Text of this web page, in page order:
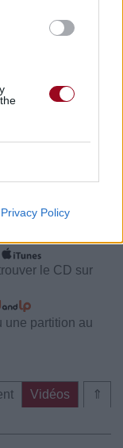
Privacy Policy
Walk Alone
Vidéos
:
le CD sur
une partition au
⇑
Vidéos